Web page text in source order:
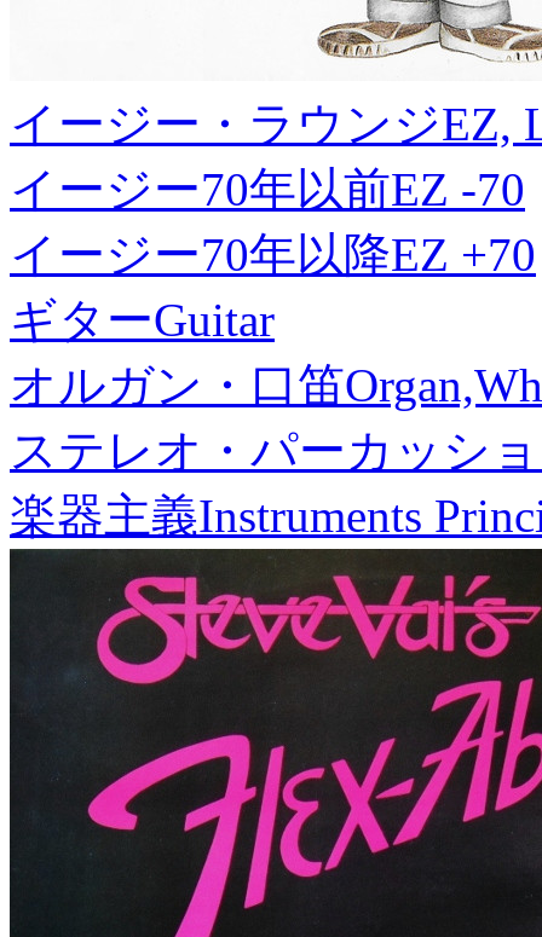
イージー・ラウンジEZ,
イージー70年以前EZ -70
イージー70年以降EZ +70
ギターGuitar
オルガン・口笛
ステレオ・パーカッシ
楽器主義Instruments